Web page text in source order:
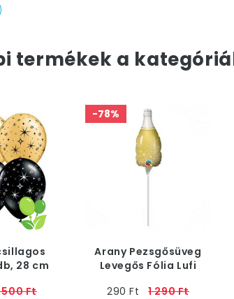
termékek a
28 cm
500 Ft
-78%
Arany Pezsgősüveg
Levegős Fólia Lufi
290 Ft
1 290 Ft